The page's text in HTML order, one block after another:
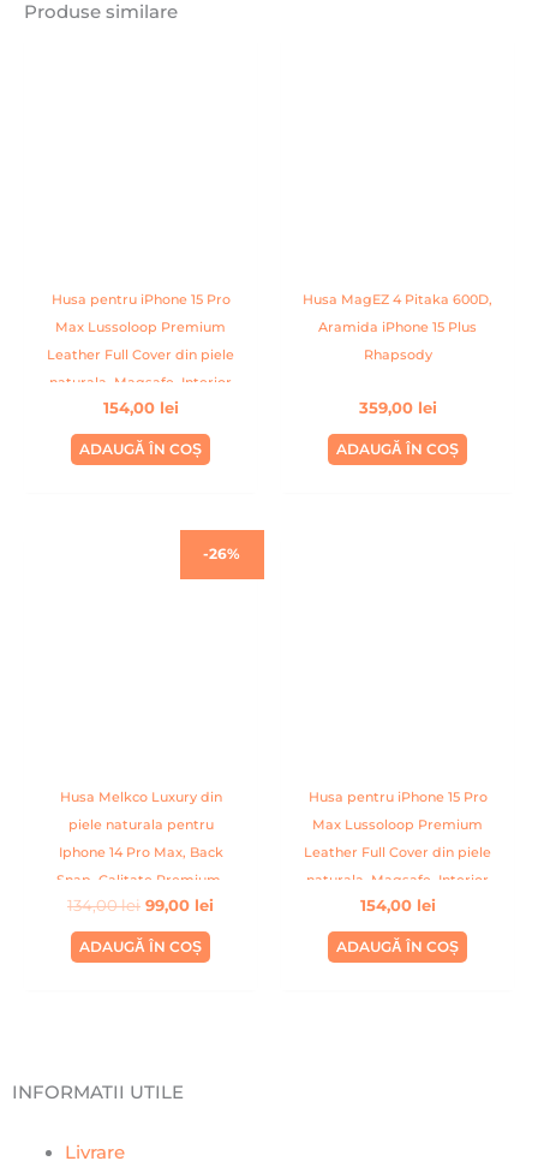
Produse similare
Husa pentru iPhone 15 Pro
Max Lussoloop Premium
Leather Full Cover din piele
naturala, Magsafe, Interior
Din Microfibra, Handmade,
Fuchsia
154,00 lei
ADAUGĂ ÎN COȘ
Husa MagEZ 4 Pitaka 600D,
Aramida iPhone 15 Plus
Rhapsody
359,00 lei
ADAUGĂ ÎN COȘ
-26%
Husa Melkco Luxury din
piele naturala pentru
Iphone 14 Pro Max, Back
Snap, Calitate Premium,
Handmade, Albastru inchis
134,00lei 99,00 lei
Prețul
curent
este:
ADAUGĂ ÎN COȘ
Husa pentru iPhone 15 Pro
Max Lussoloop Premium
Leather Full Cover din piele
naturala, Magsafe, Interior
Din Microfibra, Handmade,
Portocaliu
154,00 lei
ADAUGĂ ÎN COȘ
INFORMATII UTILE
Livrare